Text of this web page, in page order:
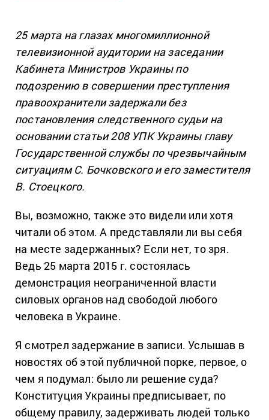
25 марта на глазах многомиллионной
телевизионной аудитории на заседании
Кабинета Министров Украины по
подозрению в совершении преступления
правоохранители задержали без
постановления следственного судьи на
основании статьи 208 УПК Украины главу
Государственной службы по чрезвычайным
ситуациям С. Бочковского и его заместителя
В. Стоецкого.
Вы, возможно, также это видели или хотя
читали об этом. А представляли ли вы себя
на месте задержанных? Если нет, то зря.
Ведь 25 марта 2015 г. состоялась
демонстрация неограниченной власти
силовых органов над свободой любого
человека в Украине.
Я смотрел задержание в записи. Услышав в
новостях об этой публичной порке, первое, о
чем я подумал: было ли решение суда?
Конституция Украины предписывает, по
общему правилу, задерживать людей только